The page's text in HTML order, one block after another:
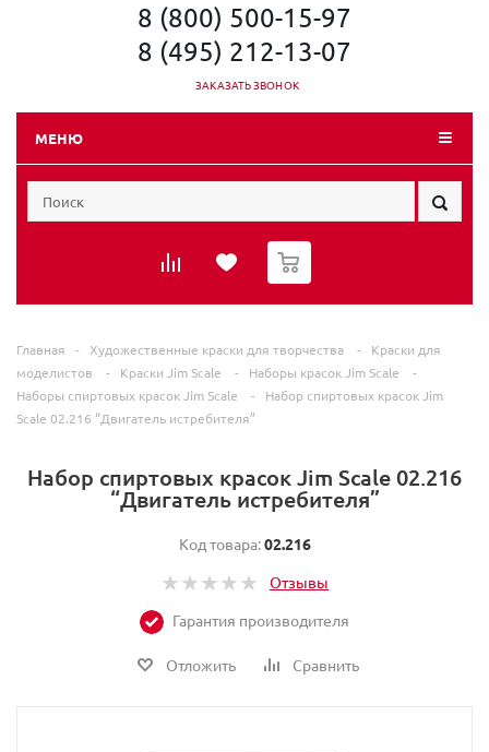
8 (800) 500-15-97
8 (495) 212-13-07
ЗАКАЗАТЬ ЗВОНОК
МЕНЮ
0
Главная - Художественные краски для творчества -
Краски для
моделистов
- Краски Jim Scale - Наборы красок Jim Scale
-
Наборы спиртовых красок Jim Scale
-
Набор спиртовых красок Jim
Scale 02.216 “Двигатель истребителя”
Набор спиртовых красок Jim Scale 02.216
“Двигатель истребителя”
Код товара:02.216
Отзывы
Гарантия производителя
Отложить Сравнить